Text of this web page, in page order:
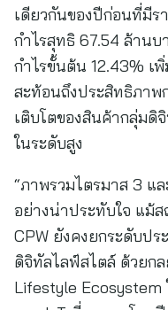
เดียวกันของปีก่อนที่มีร
กำไรสุทธิ 67.54 ล้าน
กำไรขั้นต้น 12.43% เ
สะท้อนถึงประสิทธิภาพ
เติบโตของสินค้ากลุ่มดิ
ในระดับสูง
“ภาพรวมไตรมาส 3 แ
อย่างน่าประทับใจ แม้
CPW ยังคงยกระดับป
ดิจิทัลไลฟ์สไตล์ ด้วยก
Lifestyle Ecosystem